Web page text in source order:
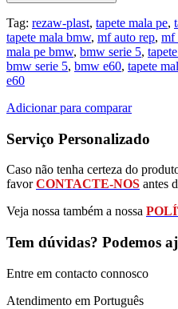
Tag: rezaw-plast, tapete mala pe,
tapete mala bmw, mf auto rep, mf
mala pe bmw, bmw serie 5,
bmw serie 5, bmw e60, tapete
e60
Adicionar para comparar
Serviço Personalizado
Caso não tenha certeza do
favorCONTACTE-NOS antes
Veja nossa também a nossa
Tem dúvidas? Podemos
Entre em contacto connosco
Atendimento em Português